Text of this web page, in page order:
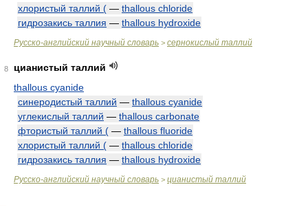
хлористый таллий ( — thallous chloride
гидрозакись таллия — thallous hydroxide
Русско-английский научный словарь > сернокислый таллий
8
цианистый таллий
thallous cyanide
синеродистый таллий — thallous cyanide
углекислый таллий — thallous carbonate
фтористый таллий ( — thallous fluoride
хлористый таллий ( — thallous chloride
гидрозакись таллия — thallous hydroxide
Русско-английский научный словарь > цианистый таллий